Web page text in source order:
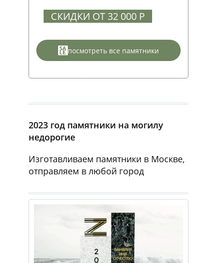
СКИДКИ ОТ 32 000 Р
посмотреть все памятники
2023 год памятники на могилу
недорогие
Изготавливаем памятники в Москве,
отправляем в любой город